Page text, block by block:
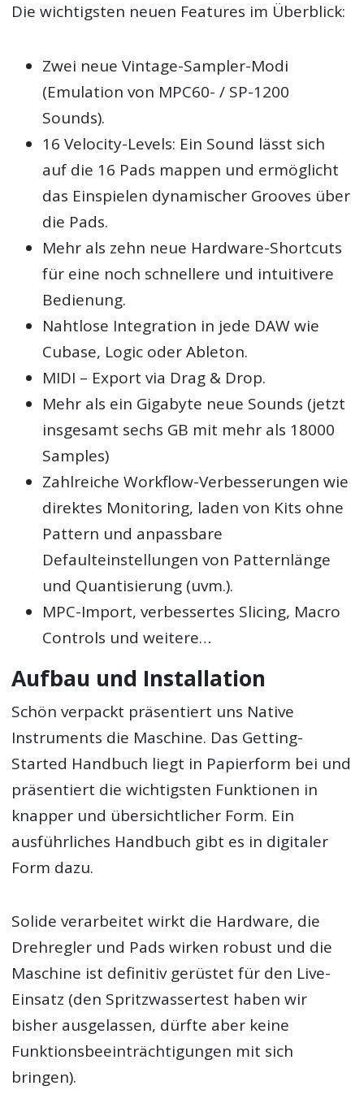
Die wichtigsten neuen Features im Überblick:
Zwei neue Vintage-Sampler-Modi
(Emulation von MPC60- / SP-1200
Sounds).
16 Velocity-Levels: Ein Sound lässt sich
auf die 16 Pads mappen und ermöglicht
das Einspielen dynamischer Grooves über
die Pads.
Mehr als zehn neue Hardware-Shortcuts
für eine noch schnellere und intuitivere
Bedienung.
Nahtlose Integration in jede DAW wie
Cubase, Logic oder Ableton.
MIDI – Export via Drag & Drop.
Mehr als ein Gigabyte neue Sounds (jetzt
insgesamt sechs GB mit mehr als 18000
Samples)
Zahlreiche Workflow-Verbesserungen wie
direktes Monitoring, laden von Kits ohne
Pattern und anpassbare
Defaulteinstellungen von Patternlänge
und Quantisierung (uvm.).
MPC-Import, verbessertes Slicing, Macro
Controls und weitere…
Aufbau und Installation
Schön verpackt präsentiert uns Native
Instruments die Maschine. Das Getting-
Started Handbuch liegt in Papierform bei und
präsentiert die wichtigsten Funktionen in
knapper und übersichtlicher Form. Ein
ausführliches Handbuch gibt es in digitaler
Form dazu.
Solide verarbeitet wirkt die Hardware, die
Drehregler und Pads wirken robust und die
Maschine ist definitiv gerüstet für den Live-
Einsatz (den Spritzwassertest haben wir
bisher ausgelassen, dürfte aber keine
Funktionsbeeinträchtigungen mit sich
bringen).